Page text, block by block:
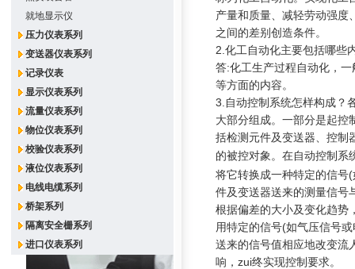
就地显示仪
压力仪表系列
变送器仪表系列
记录仪表
显示仪表系列
流量仪表系列
物位仪表系列
校验仪表系列
液位仪表系列
电线电缆系列
桥架系列
隔离安全栅系列
进口仪表系列
产量和质量、减轻劳动强度
之间的差别创造条件。
2. 化工自动化主要包括哪些
答:化工生产过程自动化，
等方面的内容。
3. 自动控制系统怎样构成？
大部分组成。一部分是起控
括检测元件及变送器、控制
的被控对象。 在自动控制系
将它转换成一种特定的信号(
件及变送器送来的测量信号
根据偏差的大小及变化趋势
用特定的信号(如气压信号
送来的信号值相应地改变流
响，zui终实现控制要求。